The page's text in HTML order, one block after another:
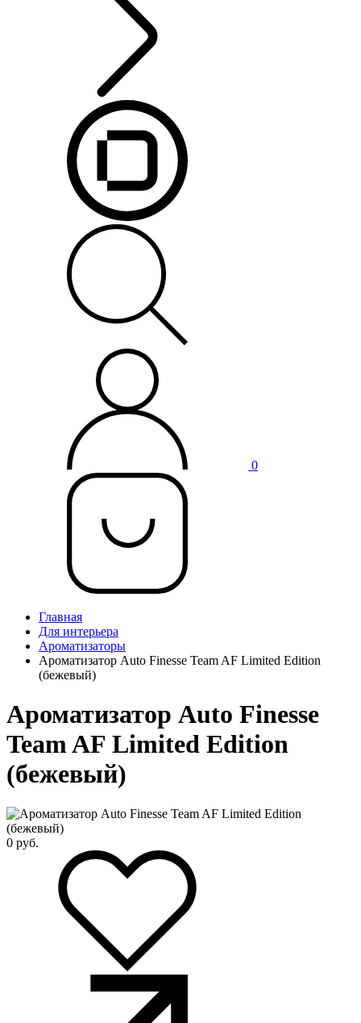
0
Главная
Для интерьера
Ароматизаторы
Ароматизатор Auto Finesse Team AF Limited Edition
(бежевый)
Ароматизатор Auto Finesse
Team AF Limited Edition
(бежевый)
0 руб.